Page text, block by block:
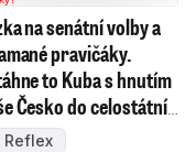
na senátní volby a
pravičáky.
to Kuba s hnutím
Česko do celostátní
Reflex